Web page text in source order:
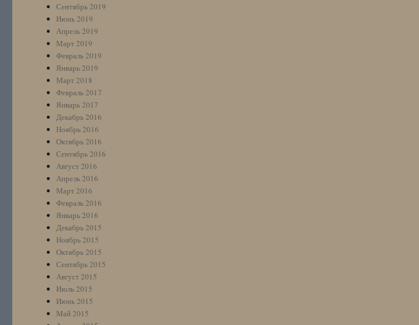
Сентябрь 2019
Июнь 2019
Апрель 2019
Март 2019
Февраль 2019
Январь 2019
Март 2018
Февраль 2017
Январь 2017
Декабрь 2016
Ноябрь 2016
Октябрь 2016
Сентябрь 2016
Август 2016
Апрель 2016
Март 2016
Февраль 2016
Январь 2016
Декабрь 2015
Ноябрь 2015
Октябрь 2015
Сентябрь 2015
Август 2015
Июль 2015
Июнь 2015
Май 2015